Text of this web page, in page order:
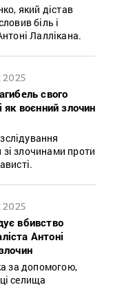
який дістав
біль і
Лаллікана.
свого
як воєнний злочин
злочинами проти
вбивство
Антоні
за допомогою,
селища